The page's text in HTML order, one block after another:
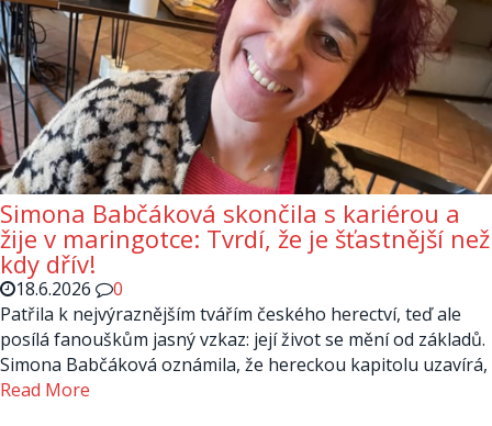
Simona Babčáková skončila s kariérou a
žije v maringotce: Tvrdí, že je šťastnější než
kdy dřív!
18.6.2026
0
Patřila k nejvýraznějším tvářím českého herectví, teď ale
posílá fanouškům jasný vzkaz: její život se mění od základů.
Simona Babčáková oznámila, že hereckou kapitolu uzavírá,
Read More